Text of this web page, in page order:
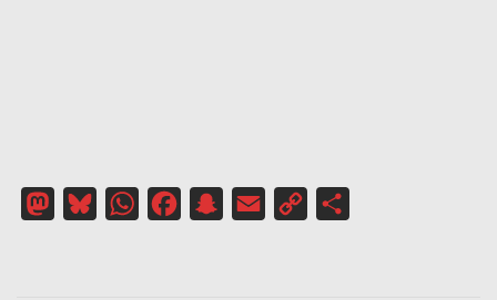
MastodonBlueskyWhatsAppFacebookSnapchat
Email
Copy